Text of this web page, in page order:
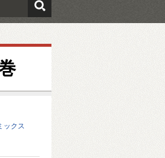
検索
ックス